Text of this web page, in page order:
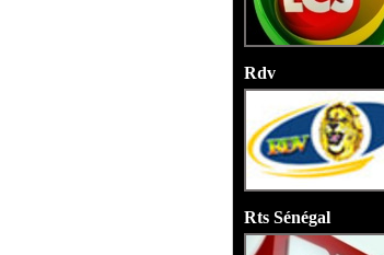
Rdv
Rts Sénégal